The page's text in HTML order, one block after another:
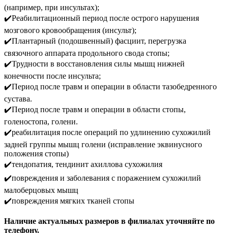
(например, при инсультах);
✔️Реабилитационный период после острого нарушения
мозгового кровообращения (инсульт);
✔️Плантарный (подошвенный) фасциит, перегрузка
связочного аппарата продольного свода стопы;
✔️Трудности в восстановления силы мышц нижней
конечности после инсульта;
✔️Период после травм и операции в области тазобедренного
сустава.
✔️Период после травм и операции в области стопы,
голеностопа, голени.
✔️реабилитация после операций по удлинению сухожилий
задней группы мышц голени (исправление эквинусного
положения стопы)
✔️тендопатия, тендинит ахиллова сухожилия
✔️повреждения и заболевания с поражением сухожилий
малоберцовых мышц
✔️повреждения мягких тканей стопы
Наличие актуальных размеров в филиалах уточняйте по
телефону.